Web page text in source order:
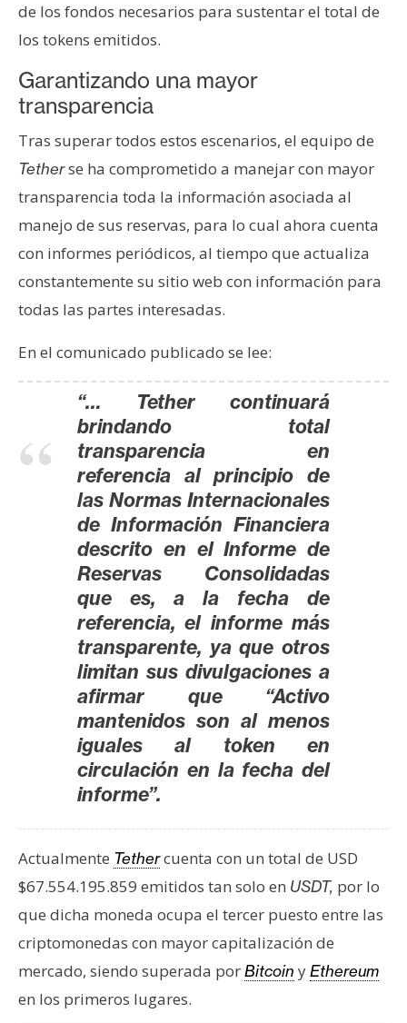
de los fondos necesarios para sustentar el total de
los tokens emitidos.
Garantizando una mayor
transparencia
Tras superar todos estos escenarios, el equipo de
Tetherse ha comprometido a manejar con mayor
transparencia toda la información asociada al
manejo de sus reservas, para lo cual ahora cuenta
con informes periódicos, al tiempo que actualiza
constantemente su sitio web con información para
todas las partes interesadas.
En el comunicado publicado se lee:
“… Tether continuará
brindando total
transparencia en
referencia al principio de
las Normas Internacionales
de Información Financiera
descrito en el Informe de
Reservas Consolidadas
que es, a la fecha de
referencia, el informe más
transparente, ya que otros
limitan sus divulgaciones a
afirmar que “Activo
mantenidos son al menos
iguales al token en
circulación en la fecha del
informe”.
Actualmente Tethercuenta con un total de USD
$67.554.195.859 emitidos tan solo en USDT, por lo
que dicha moneda ocupa el tercer puesto entre las
criptomonedas con mayor capitalización de
mercado, siendo superada porBitcoin yEthereum
en los primeros lugares.